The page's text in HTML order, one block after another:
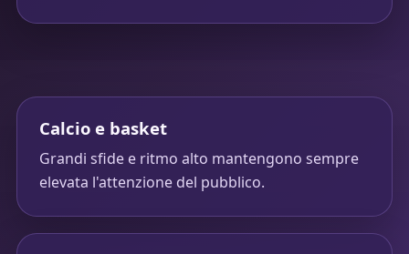
Calcio e basket
Grandi sfide e ritmo alto mantengono sempre
elevata l'attenzione del pubblico.